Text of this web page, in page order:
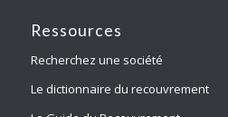
Ressources
Recherchez une société
Le dictionnaire du recouvrement